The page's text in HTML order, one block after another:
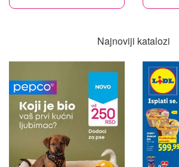
Najnoviji katalozi